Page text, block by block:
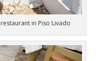
in Piso Livado